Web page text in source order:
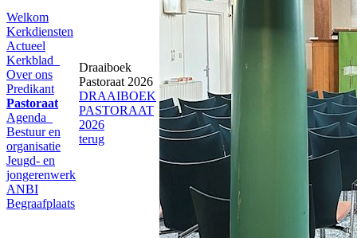
Welkom
Kerkdiensten
Actueel
Kerkblad
Over ons
Predikant
Pastoraat
Agenda
Bestuur en
organisatie
Jeugd- en
jongerenwerk
ANBI
Begraafplaats
Draaiboek
Pastoraat 2026
DRAAIBOEK
PASTORAAT
2026
terug